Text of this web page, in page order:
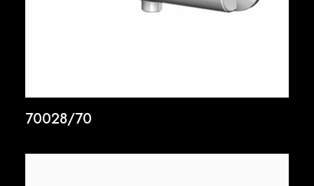
70028/70